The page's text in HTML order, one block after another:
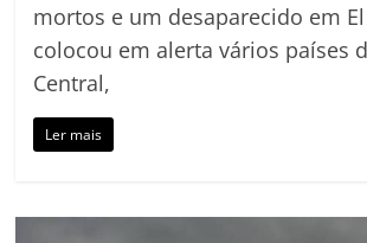
mortos e um desaparecido em
colocou em alerta vários países
Central,
Ler mais